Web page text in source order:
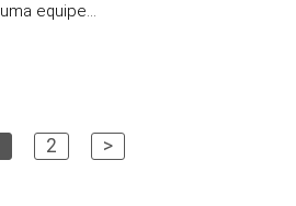
uma equipe...
2 >